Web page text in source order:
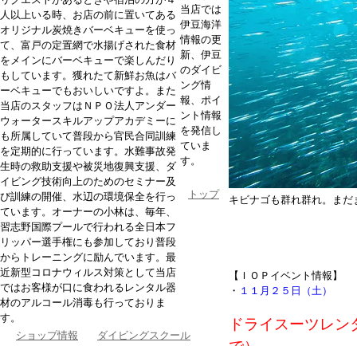
人以上いる時、お店の前に置いてある
オリジナル炭焼きバーベキューを使っ
て、富戸の定置網で水揚げされた食材
をメインにバーベキューで楽しんだり
もしています。獲れたて新鮮お魚はバ
ーベキューでもおいしいですよ。また
当店のスタッフはＮＰＯ法人アンダー
ウォータースキルアップアカデミーに
も所属していて普段から官民合同訓練
を定期的に行っています。水難事故発
生時の救助支援や被災地復興支援、ダ
イビング技術向上のためのセミナー及
び訓練の開催、水辺の環境保全を行っ
ています。オーナーの小林は、毎年、
習志野国際プールで行われる全日本フ
リッパー選手権にも参加しており普段
からトレーニングに励んでいます。最
近新型コロナウィルス対策として当店
ではお客様が口に食われるレンタル器
材のアルコール消毒も行っておりま
す。
キビナゴも群れ群れ。ま
【ＩＯＰイベント情報】
・ １１月２５日（土）
ドライスーツレ
当店では
伊豆海洋
情報の更
新、伊豆
のダイビ
ング情
報、ポイ
ント情報
を発信し
ていま
す。
トップ
ショップ情報 ダイビングスクール